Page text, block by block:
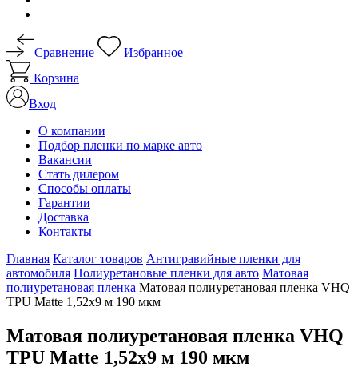
Сравнение
Избранное
Корзина
Вход
О компании
Подбор пленки по марке авто
Вакансии
Стать дилером
Способы оплаты
Гарантии
Доставка
Контакты
Главная Каталог товаров Антигравийные пленки для
автомобиля Полиуретановые пленки для авто Матовая
полиуретановая пленка Матовая полиуретановая пленка VHQ
TPU Matte 1,52х9 м 190 мкм
Матовая полиуретановая пленка VHQ
TPU Matte 1,52х9 м 190 мкм